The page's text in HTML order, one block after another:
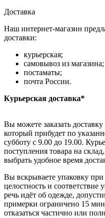
Доставка
Наш интернет-магазин
доставки:
курьерская;
самовывоз из магазина;
постаматы;
почта России.
Курьерская доставка*
Вы можете заказать
который прибудет по
субботу с 9.00 до 19.00.
поступления товара на
выбрать удобное время
Вы вскрываете упаковку при
целостность и соответствие
речь идёт об одежде,
примерки ограничено 15
отказаться частично или